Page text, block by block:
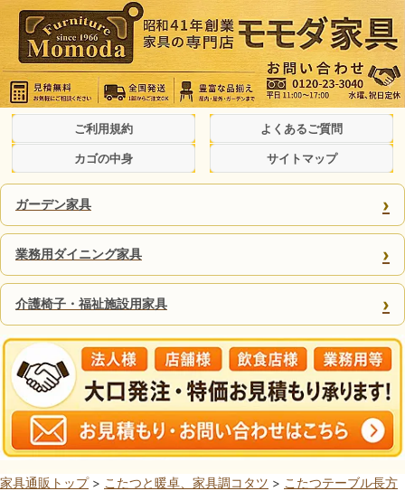
ご利用規約 よくあるご質問
カゴの中身 サイトマップ
ガーデン家具 ›
業務用ダイニング家具 ›
介護椅子・福祉施設用家具 ›
家具通販トップ> こたつと暖卓、家具調コタツ > こたつテーブル長方